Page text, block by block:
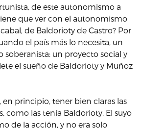
de este autonomismo a
que ver con el autonomismo
de Baldorioty de Castro? Por
el país más lo necesita, un
soberanista: un proyecto social y
el sueño de Baldorioty y Muñoz
en principio, tener bien claras las
como las tenía Baldorioty. El suyo
de la acción, y no era solo